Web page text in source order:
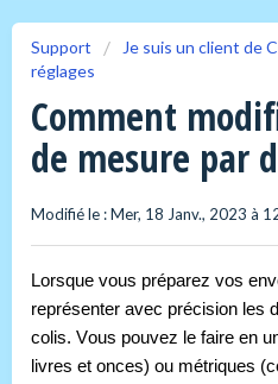
Support Je suis un client de
réglages
Comment
de mesure par
Modifié le : Mer, 18 Janv., 2023 à
Lorsque vous préparez vos
représenter avec précision les
colis. Vous pouvez le faire en
livres et onces) ou métriques